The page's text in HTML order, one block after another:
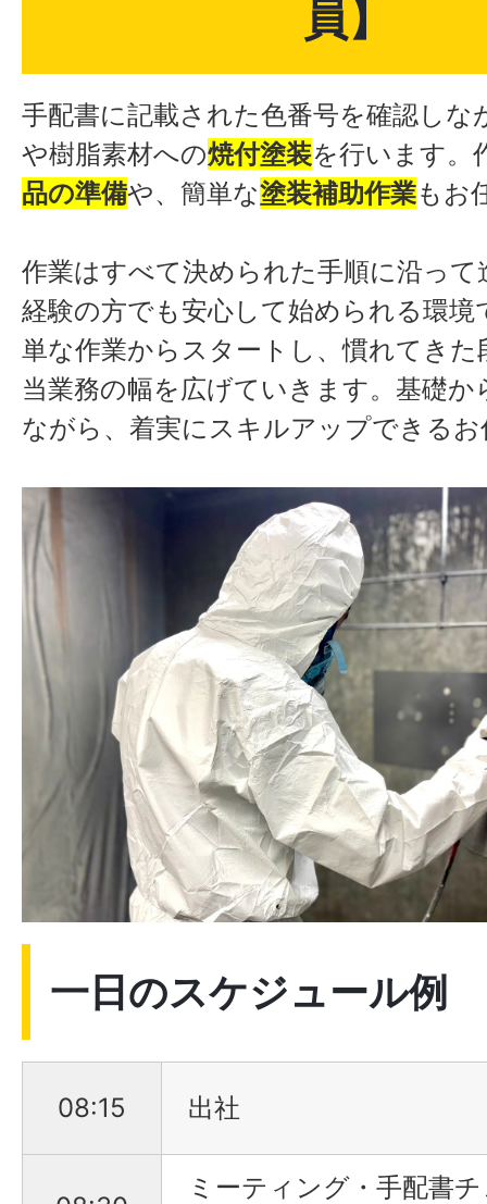
員】
手配書に記載された色番号を確認しな
や樹脂素材への焼付塗装を行います。
品の準備や、簡単な塗装補助作業もお
作業はすべて決められた手順に沿って
経験の方でも安心して始められる環境
単な作業からスタートし、慣れてきた
当業務の幅を広げていきます。基礎
ながら、着実にスキルアップできる
一日のスケジュール例
08:15 出社
ミーティング・手配書